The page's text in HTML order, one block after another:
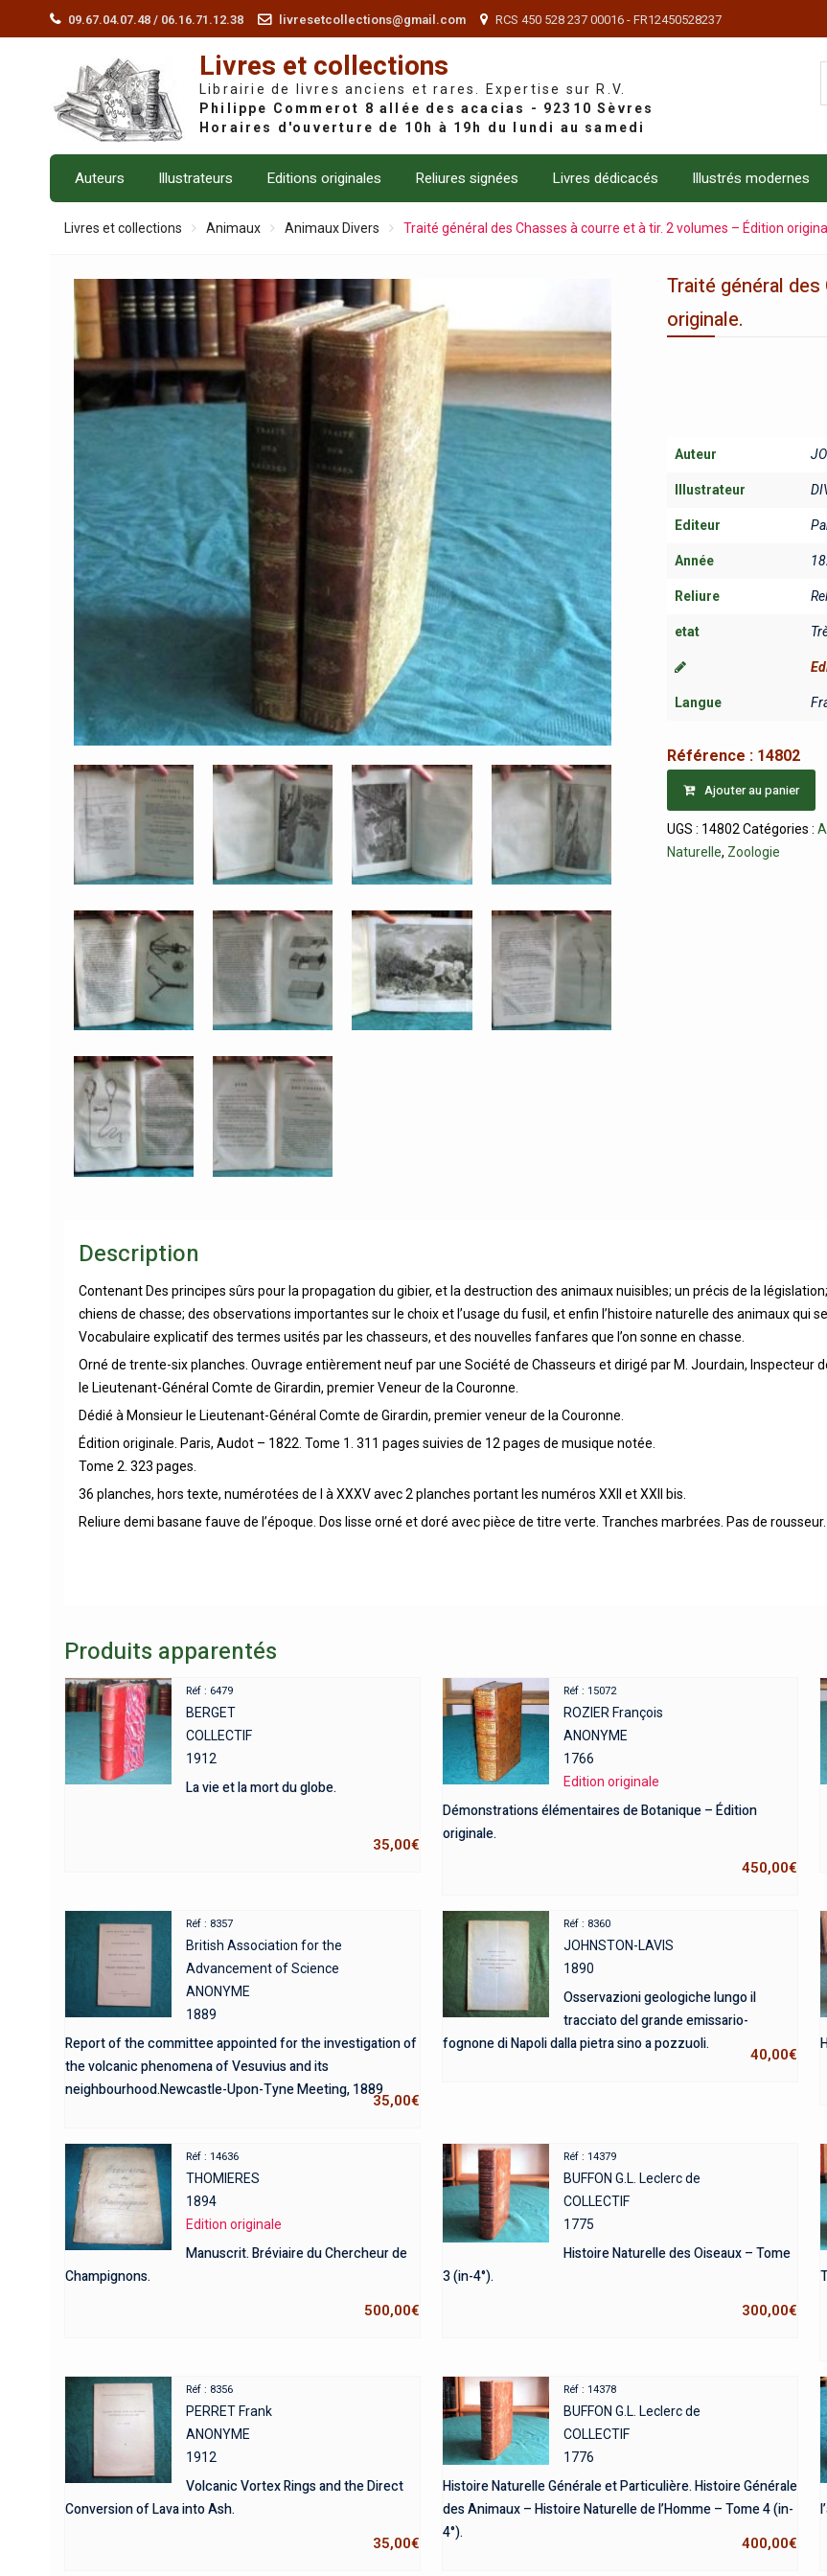
09.67.04.07.48 / 06.16.71.12.38 livresetcollections@gmail.com RCS 450 528 237 00016 - FR12450528237
Livres et collections
Librairie de livres anciens et rares. Expertise sur R.V.
Auteurs Illustrateurs Editions originales Reliures signées Livres dédicacés Illustrés modernes
Livres et collections Animaux Animaux Divers Traité général des Chasses à courre et à tir. 2 volumes – Édition
Traité général
originale.
Auteur
Illustrateur
Editeur
Année
Reliure
etat
Langue
Référence : 14802
Ajouter au panier
UGS : 14802 Catégories :
Naturelle, Zoologie
Description
Contenant Des principes sûrs pour la propagation du gibier, et la destruction des animaux nuisibles; un précis de la
chiens de chasse; des observations importantes sur le choix et l’usage du fusil, et enfin l’histoire naturelle des animaux qui
Vocabulaire explicatif des termes usités par les chasseurs, et des nouvelles fanfares que l’on sonne en chasse.
Orné de trente-six planches. Ouvrage entièrement neuf par une Société de Chasseurs et dirigé par M. Jourdain, Inspecteur
le Lieutenant-Général Comte de Girardin, premier Veneur de la Couronne.
Dédié à Monsieur le Lieutenant-Général Comte de Girardin, premier veneur de la Couronne.
Édition originale. Paris, Audot – 1822. Tome 1. 311 pages suivies de 12 pages de musique notée.
Tome 2. 323 pages.
36 planches, hors texte, numérotées de I à XXXV avec 2 planches portant les numéros XXII et XXII bis.
Reliure demi basane fauve de l’époque. Dos lisse orné et doré avec pièce de titre verte. Tranches marbrées. Pas de
Produits apparentés
Réf : 6479
BERGET
COLLECTIF
1912
La vie et la mort du globe.
35,00€
Réf : 15072
ROZIER François
ANONYME
1766
Edition originale
Démonstrations élémentaires de Botanique – Édition
originale.
450,00€
Réf : 8357
British Association for the
Advancement of Science
ANONYME
1889
Report of the committee appointed for the investigation of
the volcanic phenomena of Vesuvius and its
neighbourhood.Newcastle-Upon-Tyne Meeting, 1889
35,00€
Réf : 8360
JOHNSTON-LAVIS
1890
Osservazioni geologiche lungo il
tracciato del grande emissario-
fognone di Napoli dalla pietra sino a pozzuoli.
40,00€
Réf : 14636
THOMIERES
1894
Edition originale
Manuscrit. Bréviaire du Chercheur de
Champignons.
500,00€
Réf : 14379
BUFFON G.L. Leclerc de
COLLECTIF
1775
Histoire Naturelle des Oiseaux – Tome
3 (in-4°).
300,00€
Réf : 8356
PERRET Frank
ANONYME
1912
Volcanic Vortex Rings and the Direct
Conversion of Lava into Ash.
35,00€
Réf : 14378
BUFFON G.L. Leclerc de
COLLECTIF
1776
Histoire Naturelle Générale et Particulière. Histoire Générale
des Animaux – Histoire Naturelle de l’Homme – Tome 4 (in-
4°).
400,00€